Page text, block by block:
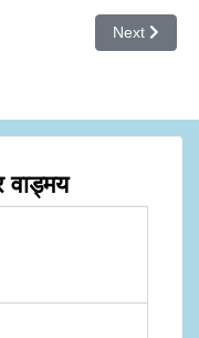
Next article:
Next
वाड्मय